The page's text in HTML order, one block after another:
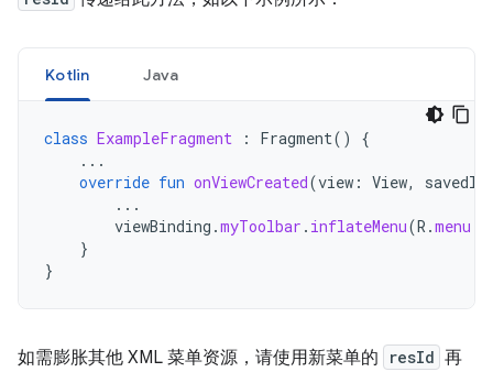
Kotlin Java
class ExampleFragment : Fragment()
{
...
override fun onViewCreated(view : View,
...
viewBinding .myToolbar . inflateMenu(R .menu
}
}
如需膨胀其他 XML 菜单资源，请使用新菜单的 resId 再